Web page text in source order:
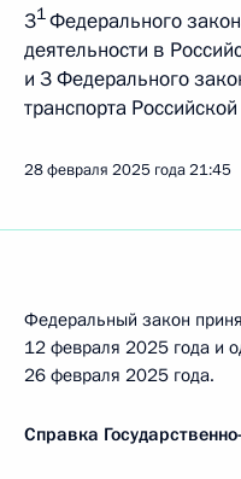
31Федерального
деятельности в
и 3 Федерального
транспорта
28 февраля 2025 года21:45
Федеральный закон
12 февраля 2025 года и
26 февраля 2025 года.
Справка